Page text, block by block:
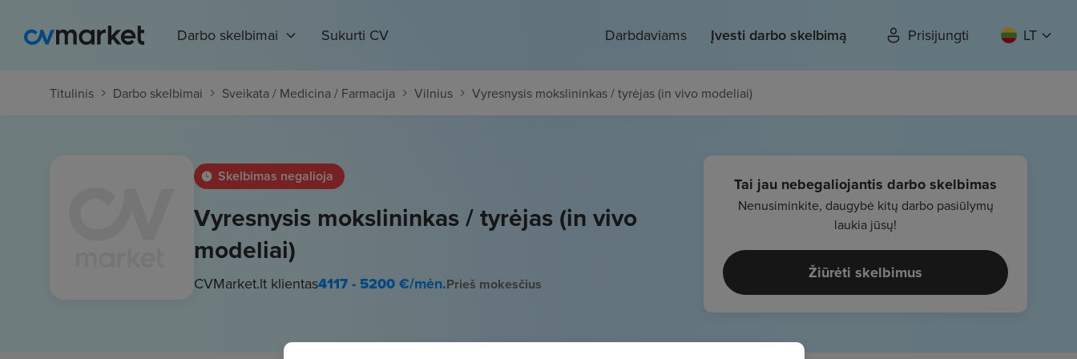
Darbo skelbimai Sukurti CV Darbdaviams Įvesti darbo skelbimą Prisijungti LT
Titulinis Darbo skelbimai Sveikata / Medicina / Farmacija Vilnius Vyresnysis mokslininkas / tyrėjas (in vivo modeliai)
Skelbimas negalioja
Vyresnysis mokslininkas / tyrėjas (in vivo
modeliai)
CVMarket.lt klientas4117 - 5200€/mėn.Prieš mokesčius
Tai jau nebegaliojantis darbo skelbimas
Nenusiminkite, daugybė kitų darbo pasiūlymų
laukia jūsų!
Žiūrėti skelbimus